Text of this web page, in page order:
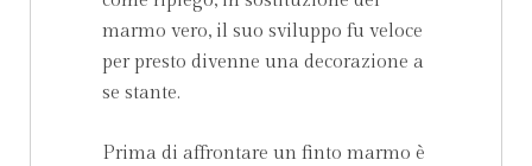
marmo vero, il suo sviluppo fu veloce
per presto divenne una decorazione a
se stante.
Prima di affrontare un finto marmo è